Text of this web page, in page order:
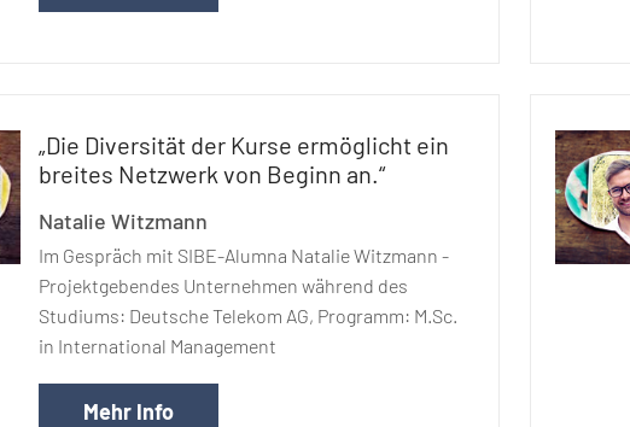
„Die Diversität der Kurse ermöglicht ein
breites Netzwerk von Beginn an.“
Natalie Witzmann
Im Gespräch mit SIBE-Alumna Natalie Witzmann -
Projektgebendes Unternehmen während des
Studiums: Deutsche Telekom AG, Programm: M.Sc.
in International Management
Mehr Info